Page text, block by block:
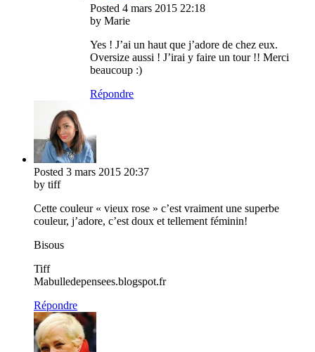
Posted 4 mars 2015 22:18
by Marie
Yes ! J’ai un haut que j’adore de chez eux.
Oversize aussi ! J’irai y faire un tour !! Merci
beaucoup :)
Répondre
Posted 3 mars 2015 20:37
by tiff
Cette couleur « vieux rose » c’est vraiment une superbe
couleur, j’adore, c’est doux et tellement féminin!
Bisous
Tiff
Mabulledepensees.blogspot.fr
Répondre